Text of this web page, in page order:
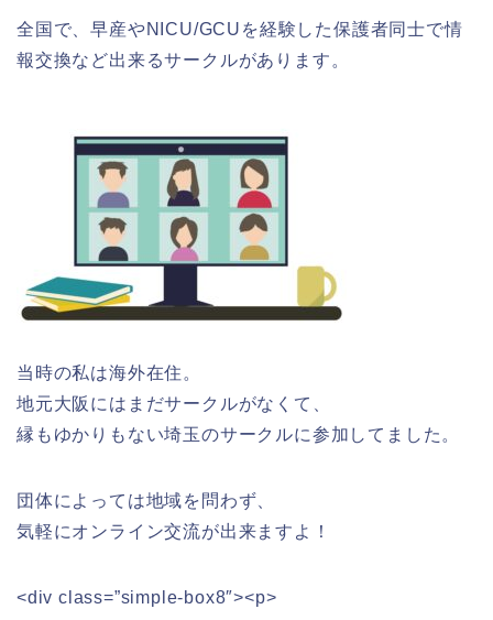
全国で、早産やNICU/GCUを経験した保護者同士で情
報交換など出来るサークルがあります。
当時の私は海外在住。
地元大阪にはまだサークルがなくて、
縁もゆかりもない埼玉のサークルに参加してました。
団体によっては地域を問わず、
気軽にオンライン交流が出来ますよ！
<div class=”simple-box8″><p>